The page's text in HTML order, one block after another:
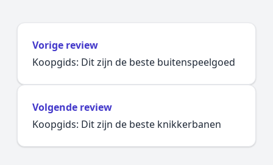
Vorige review
Koopgids: Dit zijn de beste buitenspeelgoed
Volgende review
Koopgids: Dit zijn de beste knikkerbanen